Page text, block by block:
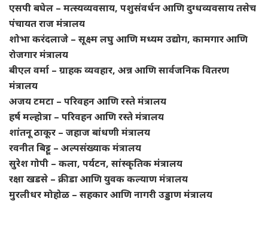
एसपी बघेल – मत्स्यव्यवसाय, पशुसंवर्धन आणि दुग्धव्यवसाय तसेच
पंचायत राज मंत्रालय
शोभा करंदलाजे – सूक्ष्म लघु आणि मध्यम उद्योग, कामगार आणि
रोजगार मंत्रालय
बीएल वर्मा – ग्राहक व्यवहार, अन्न आणि सार्वजनिक वितरण
मंत्रालय
अजय टमटा – परिवहन आणि रस्ते मंत्रालय
हर्ष मल्होत्रा – परिवहन आणि रस्ते मंत्रालय
शांतनू ठाकूर – जहाज बांधणी मंत्रालय
रवनीत बिट्टू – अल्पसंख्याक मंत्रालय
सुरेश गोपी – कला, पर्यटन, सांस्कृतिक मंत्रालय
रक्षा खडसे – क्रीडा आणि युवक कल्याण मंत्रालय
मुरलीधर मोहोळ – सहकार आणि नागरी उड्डाण मंत्रालय